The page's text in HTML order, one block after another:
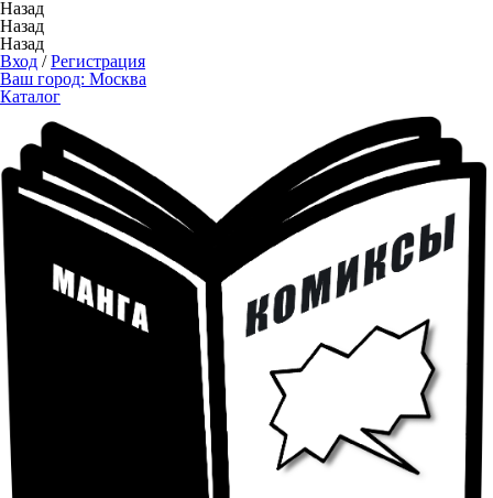
Назад
Назад
Назад
Вход /Регистрация
Ваш город: Москва
Каталог